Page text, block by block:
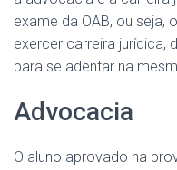
exame da OAB, ou
exercer carreira jurídica,
para se adentar na
Advocacia
O aluno aprovado na